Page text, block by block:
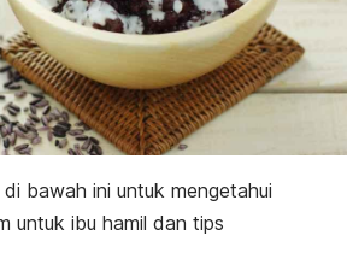
bawah ini untuk mengetahui
untuk ibu hamil dan tips